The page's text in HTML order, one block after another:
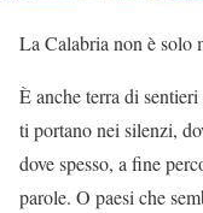
La Calabria non è solo
È anche terra di
ti portano nei silenzi,
dove spesso, a fine
parole. O paesi che